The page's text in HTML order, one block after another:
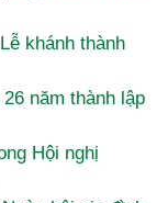
khánh thành
năm thành lập
Hội nghị